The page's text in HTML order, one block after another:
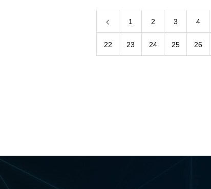
1 2 3 4
22 23 24 25 26